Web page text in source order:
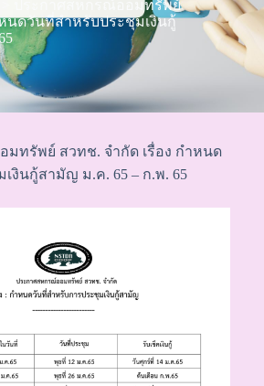
> ประกาศสหกรณ์ออมทรัพย์
นดวันที่สำหรับประชุมเงินกู้
ทรัพย์ สวทช. จำกัด เรื่อง กำหนด
งินกู้สามัญ ม.ค. 65 – ก.พ. 65